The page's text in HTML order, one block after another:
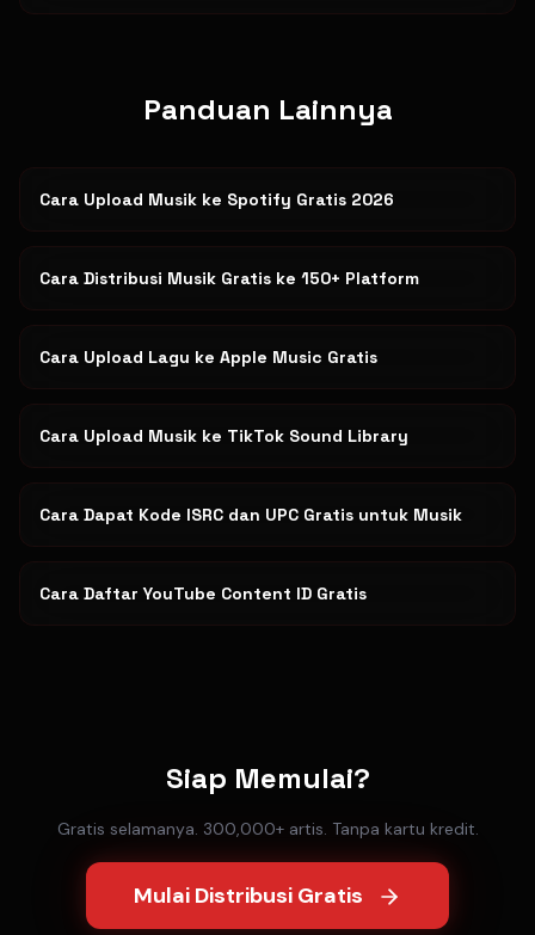
Panduan Lainnya
Cara Upload Musik ke Spotify Gratis 2026
Cara Distribusi Musik Gratis ke 150+ Platform
Cara Upload Lagu ke Apple Music Gratis
Cara Upload Musik ke TikTok Sound Library
Cara Dapat Kode ISRC dan UPC Gratis untuk Musik
Cara Daftar YouTube Content ID Gratis
Siap Memulai?
Gratis selamanya. 300,000+ artis. Tanpa kartu kredit.
Mulai Distribusi Gratis